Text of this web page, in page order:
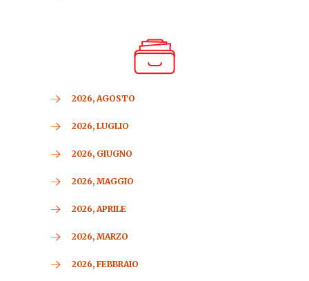
2026, AGOSTO
2026, LUGLIO
2026, GIUGNO
2026, MAGGIO
2026, APRILE
2026, MARZO
2026, FEBBRAIO